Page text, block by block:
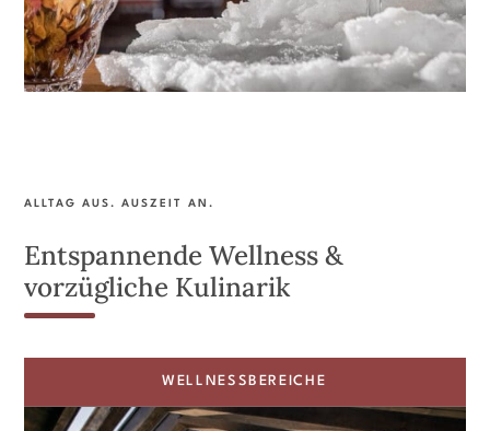
ALLTAG AUS. AUSZEIT AN.
Entspannende Wellness &
vorzügliche Kulinarik
WELLNESSBEREICHE